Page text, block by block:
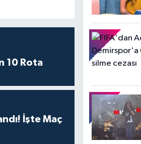
10 Rota
İşte Maç